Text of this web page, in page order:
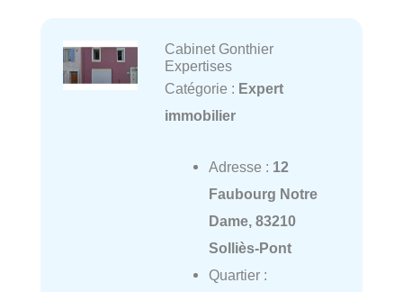
Cabinet Gonthier
Expertises
Catégorie : Expert
immobilier
Adresse : 12
Faubourg Notre
Dame, 83210
Solliès-Pont
Quartier :